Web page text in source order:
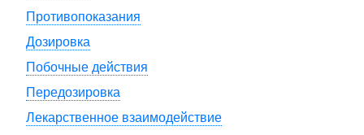
Противопоказания
Дозировка
Побочные действия
Передозировка
Лекарственное взаимодействие